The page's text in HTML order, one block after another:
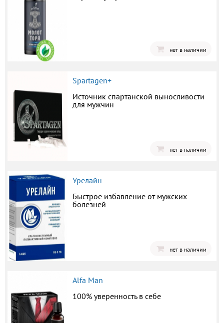
нет в наличии
Spartagen+
Источник спартанской выносливости
для мужчин
нет в наличии
Урелайн
Быстрое избавление от мужских
болезней
нет в наличии
Alfa Man
100% уверенность в себе